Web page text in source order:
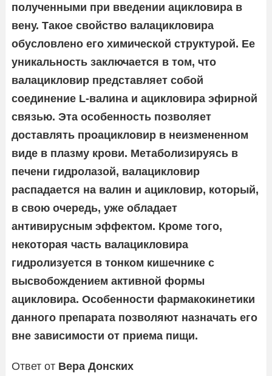
полученными при введении ацикловира в
вену. Такое свойство валацикловира
обусловлено его химической структурой. Ее
уникальность заключается в том, что
валацикловир представляет собой
соединение L-валина и ацикловира эфирной
связью. Эта особенность позволяет
доставлять проацикловир в неизмененном
виде в плазму крови. Метаболизируясь в
печени гидролазой, валацикловир
распадается на валин и ацикловир, который,
в свою очередь, уже обладает
антивирусным эффектом. Кроме того,
некоторая часть валацикловира
гидролизуется в тонком кишечнике с
высвобождением активной формы
ацикловира. Особенности фармакокинетики
данного препарата позволяют назначать его
вне зависимости от приема пищи.
Ответ от Вера Донских